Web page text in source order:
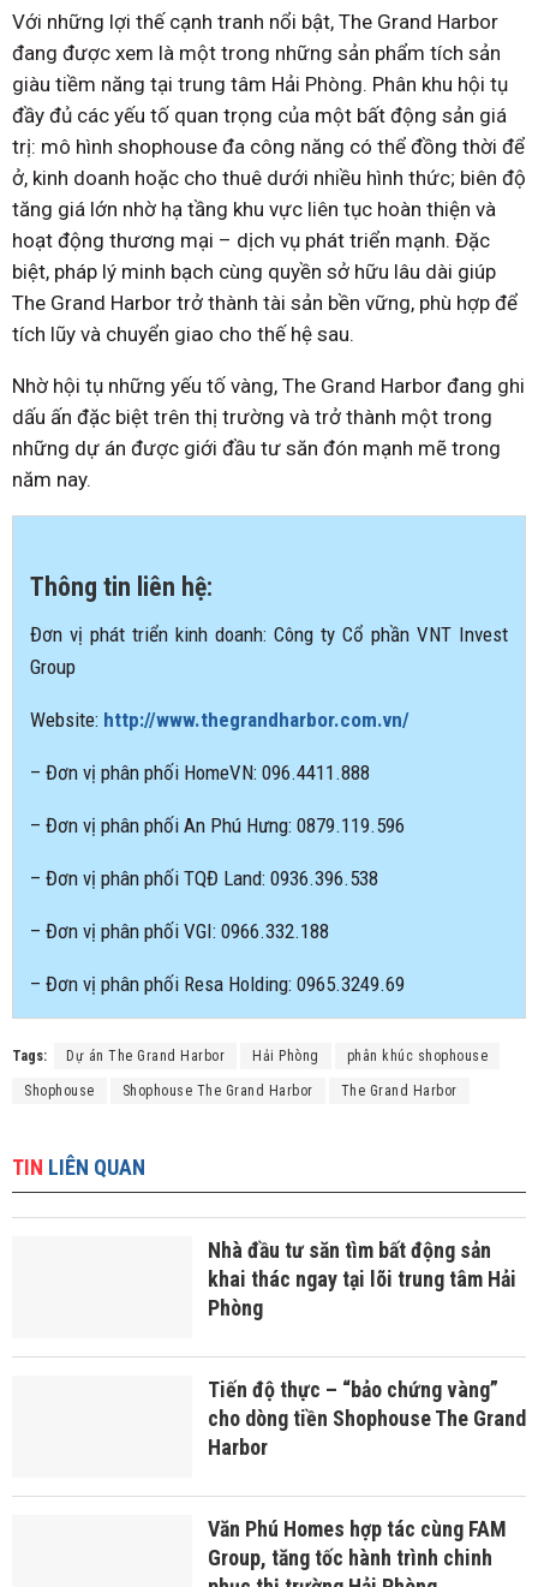
Với những lợi thế cạnh tranh nổi bật, The Grand Harbor
đang được xem là một trong những sản phẩm tích sản
giàu tiềm năng tại trung tâm Hải Phòng. Phân khu hội tụ
đầy đủ các yếu tố quan trọng của một bất động sản giá
trị: mô hình shophouse đa công năng có thể đồng thời để
ở, kinh doanh hoặc cho thuê dưới nhiều hình thức; biên độ
tăng giá lớn nhờ hạ tầng khu vực liên tục hoàn thiện và
hoạt động thương mại – dịch vụ phát triển mạnh. Đặc
biệt, pháp lý minh bạch cùng quyền sở hữu lâu dài giúp
The Grand Harbor trở thành tài sản bền vững, phù hợp để
tích lũy và chuyển giao cho thế hệ sau.
Nhờ hội tụ những yếu tố vàng, The Grand Harbor đang ghi
dấu ấn đặc biệt trên thị trường và trở thành một trong
những dự án được giới đầu tư săn đón mạnh mẽ trong
năm nay.
Thông tin liên hệ:
Đơn vị phát triển kinh doanh: Công ty Cổ phần VNT Invest
Group
Website: http://www.thegrandharbor.com.vn/
– Đơn vị phân phối HomeVN: 096.4411.888
– Đơn vị phân phối An Phú Hưng: 0879.119.596
– Đơn vị phân phối TQĐ Land: 0936.396.538
– Đơn vị phân phối VGI: 0966.332.188
– Đơn vị phân phối Resa Holding: 0965.3249.69
Tags: Dự án The Grand Harbor Hải Phòng phân khúc shophouse
Shophouse Shophouse The Grand Harbor The Grand Harbor
TIN LIÊN QUAN
Nhà đầu tư săn tìm bất động sản
khai thác ngay tại lõi trung tâm Hải
Phòng
Tiến độ thực – “bảo chứng vàng”
cho dòng tiền Shophouse The Grand
Harbor
Văn Phú Homes hợp tác cùng FAM
Group, tăng tốc hành trình chinh